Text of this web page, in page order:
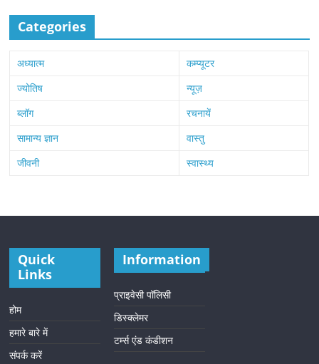
Categories
अध्यात्म
कम्प्यूटर
ज्योतिष
न्यूज़
ब्लॉग
रचनायें
सामान्य ज्ञान
वास्तु
जीवनी
स्वास्थ्य
Quick
Links
होम
हमारे बारे में
संपर्क करें
Information
प्राइवेसी पॉलिसी
डिस्क्लेमर
टर्म्स एंड कंडीशन